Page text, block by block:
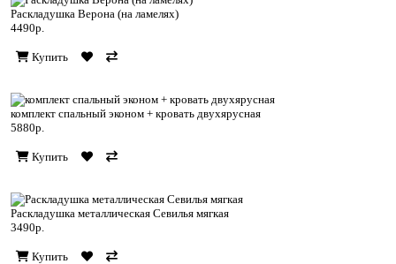
Раскладушка Верона (на ламелях)
4490р.
Купить
комплект спальный эконом + кровать двухярусная
5880р.
Купить
Раскладушка металлическая Севилья мягкая
3490р.
Купить